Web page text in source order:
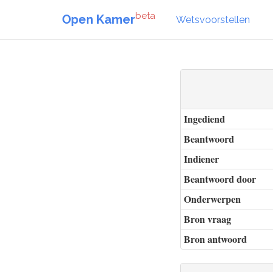
Open Kamerbeta Wetsvoorstellen
Ingediend
Beantwoord
Indiener
Beantwoord door
Onderwerpen
Bron vraag
Bron antwoord